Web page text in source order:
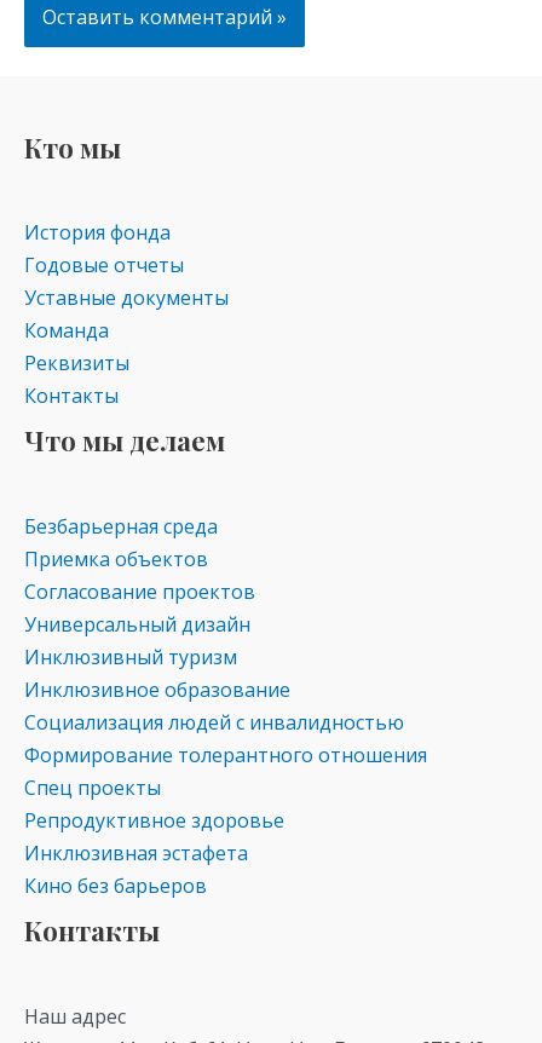
Кто мы
История фонда
Годовые отчеты
Уставные документы
Команда
Реквизиты
Контакты
Что мы делаем
Безбарьерная среда
Приемка объектов
Согласование проектов
Универсальный дизайн
Инклюзивный туризм
Инклюзивное образование
Социализация людей с инвалидностью
Формирование толерантного отношения
Спец проекты
Репродуктивное здоровье
Инклюзивная эстафета
Кино без барьеров
Контакты
Наш адрес